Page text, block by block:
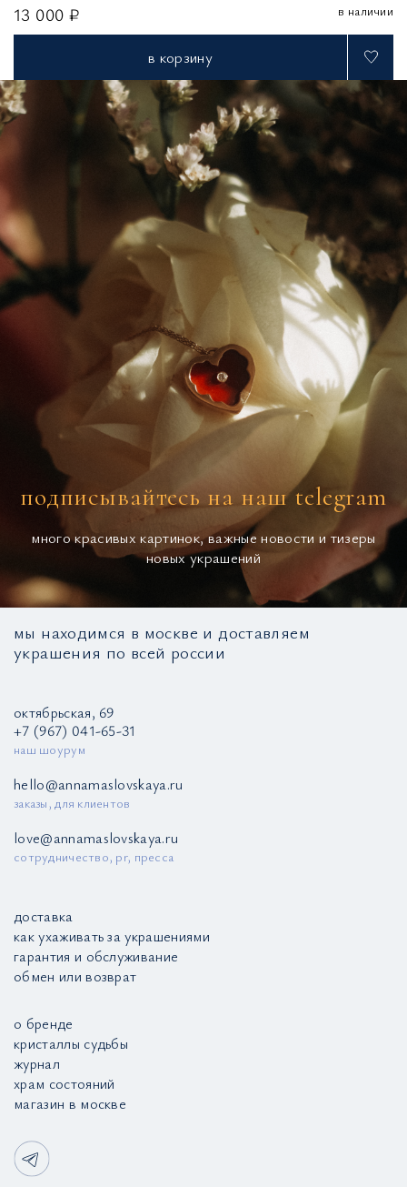
13 000 ₽ в наличии
в корзину
подписывайтесь на наш telegram
много красивых картинок, важные новости и тизеры
новых украшений
мы находимся в москве и доставляем
украшения по всей россии
октябрьская, 69
+7 (967) 041-65-31
наш шоурум
hello@annamaslovskaya.ru
заказы, для клиентов
love@annamaslovskaya.ru
сотрудничество, pr, пресса
доставка
как ухаживать за украшениями
гарантия и обслуживание
обмен или возврат
о бренде
кристаллы судьбы
журнал
храм состояний
магазин в москве